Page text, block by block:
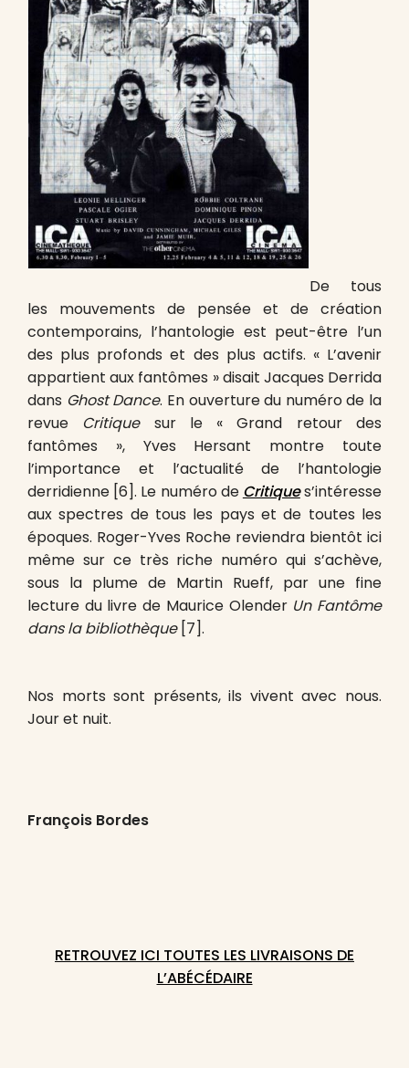
De tous
les mouvements de pensée et de création
contemporains, l’hantologie est peut-être l’un
des plus profonds et des plus actifs. « L’avenir
appartient aux fantômes » disait Jacques Derrida
dans Ghost Dance. En ouverture du numéro de la
revue Critiquesur le « Grand retour des
fantômes », Yves Hersant montre toute
l’importance et l’actualité de l’hantologie
derridienne [6]. Le numéro de Critiques’intéresse
aux spectres de tous les pays et de toutes les
époques. Roger-Yves Roche reviendra bientôt ici
même sur ce très riche numéro qui s’achève,
sous la plume de Martin Rueff, par une fine
lecture du livre de Maurice Olender Un Fantôme
dans la bibliothèque [7].
Nos morts sont présents, ils vivent avec nous.
Jour et nuit.
François Bordes
RETROUVEZ ICI TOUTES LES LIVRAISONS DE
L’ABÉCÉDAIRE